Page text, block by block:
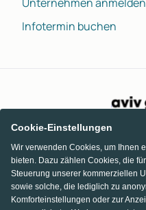
Infotermin buchen
Cookie-Einstellungen
Wir verwenden Cookies, um Ihnen
bieten. Dazu zählen Cookies, die
Steuerung unserer kommerziellen
sowie solche, die lediglich zu
Komforteinstellungen oder zur